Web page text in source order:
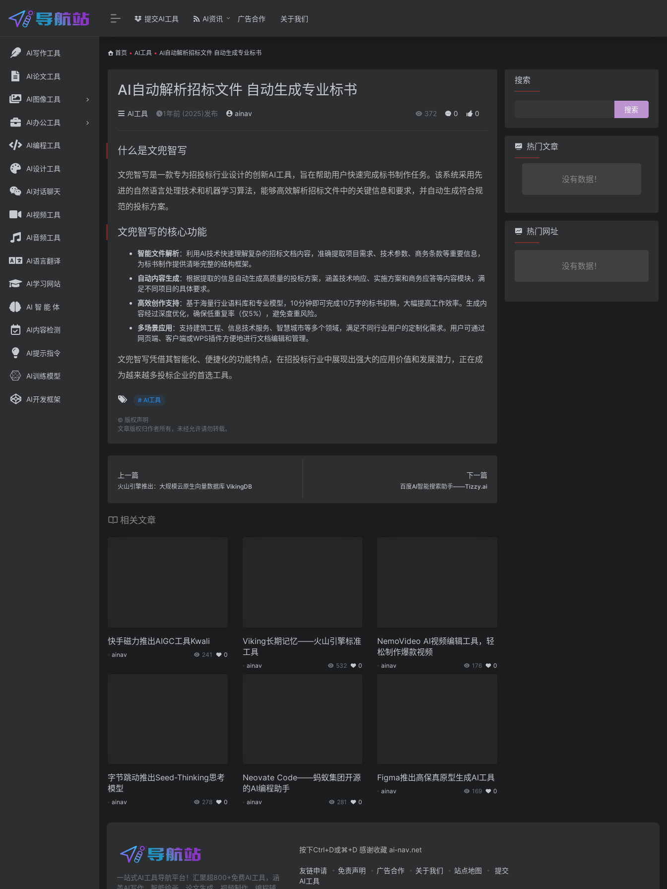
AI写作工具
AI论文工具
AI图像工具
AI办公工具
AI编程工具
AI设计工具
AI对话聊天
AI视频工具
AI音频工具
AI语言翻译
AI学习网站
AI 智 能 体
AI内容检测
AI提示指令
AI训练模型
AI开发框架
提交AI工具 AI资讯 广告合作 关于我们
首页 • AI工具 • AI自动解析招标文件 自动生成专业标书
AI自动解析招标文件 自动生成专业标书
AI工具 1年前 (2025)发布 ainav 372 0 0
什么是文兜智写
文兜智写是一款专为招投标行业设计的创新AI工具，旨在帮助用户快速完成标书制作任务。该系统采用先
进的自然语言处理技术和机器学习算法，能够高效解析招标文件中的关键信息和要求，并自动生成符合规
范的投标方案。
文兜智写的核心功能
智能文件解析：利用AI技术快速理解复杂的招标文档内容，准确提取项目需求、技术参数、商务条款等重要信息，
为标书制作提供清晰完整的结构框架。
自动内容生成：根据提取的信息自动生成高质量的投标方案，涵盖技术响应、实施方案和商务应答等内容模块，满
足不同项目的具体要求。
高效创作支持：基于海量行业语料库和专业模型，10分钟即可完成10万字的标书初稿，大幅提高工作效率。生成内
容经过深度优化，确保低重复率（仅5%），避免查重风险。
多场景应用：支持建筑工程、信息技术服务、智慧城市等多个领域，满足不同行业用户的定制化需求。用户可通过
网页端、客户端或WPS插件方便地进行文档编辑和管理。
文兜智写凭借其智能化、便捷化的功能特点，在招投标行业中展现出强大的应用价值和发展潜力，正在成
为越来越多投标企业的首选工具。
# AI工具
© 版权声明
文章版权归作者所有，未经允许请勿转载。
上一篇
火山引擎推出：大规模云原生向量数据库 VikingDB
下一篇
百度AI智能搜索助手——Tizzy.ai
相关文章
快手磁力推出AIGC工具Kwali
ainav 241 0
Viking长期记忆——火山引擎标准
工具
ainav 532 0
NemoVideo AI视频编辑工具，轻
松制作爆款视频
ainav 176 0
字节跳动推出Seed-Thinking思考
模型
ainav 278 0
Neovate Code——蚂蚁集团开源
的AI编程助手
ainav 281 0
Figma推出高保真原型生成AI工具
ainav 169 0
搜索
热门文章
没有数据！
热门网址
没有数据！
一站式AI工具导航平台！汇聚超800+免费AI工具，涵
按下Ctrl+D或⌘+D 感谢收藏 ai-nav.net
友链申请 免责声明 广告合作 关于我们 站点地图
提交
AI工具